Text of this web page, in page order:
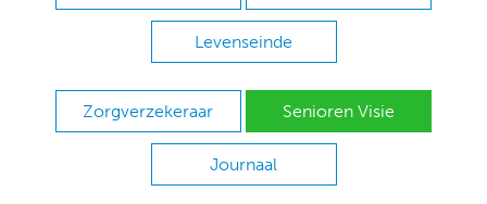
Levenseinde
Zorgverzekeraar Senioren Visie
Journaal